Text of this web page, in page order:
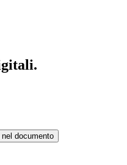
nel documento